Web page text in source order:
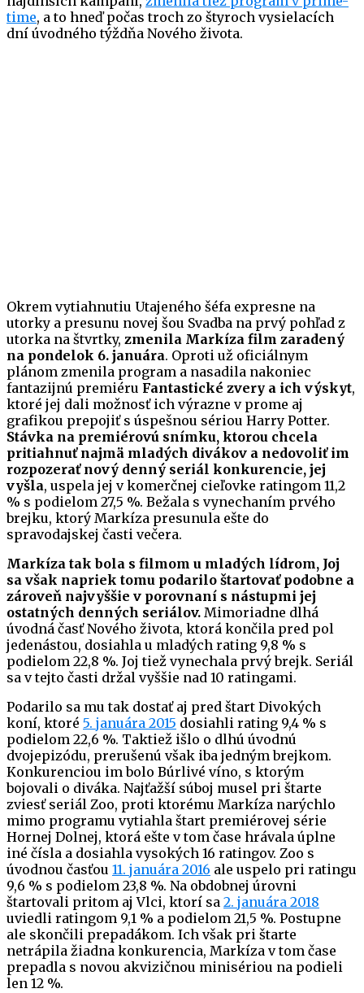
time, a to hneď počas troch zo štyroch vysielacích
dní úvodného týždňa Nového života.
Okrem vytiahnutiu Utajeného šéfa expresne na
utorky a presunu novej šou Svadba na prvý pohľad z
utorka na štvrtky, zmenila Markíza film zaradený
na pondelok 6. januára. Oproti už oficiálnym
plánom zmenila program a nasadila nakoniec
fantazijnú premiéru Fantastické zvery a ich výskyt,
ktoré jej dali možnosť ich výrazne v prome aj
grafikou prepojiť s úspešnou sériou Harry Potter.
Stávka na premiérovú snímku, ktorou chcela
pritiahnuť najmä mladých divákov a nedovoliť im
rozpozerať nový denný seriál konkurencie, jej
vyšla, uspela jej v komerčnej cieľovke ratingom 11,2
% s podielom 27,5 %. Bežala s vynechaním prvého
brejku, ktorý Markíza presunula ešte do
spravodajskej časti večera.
Markíza tak bola s filmom u mladých lídrom, Joj
sa však napriek tomu podarilo štartovať podobne a
zároveň najvyššie v porovnaní s nástupmi jej
ostatných denných seriálov. Mimoriadne dlhá
úvodná časť Nového života, ktorá končila pred pol
jedenástou, dosiahla u mladých rating 9,8 % s
podielom 22,8 %. Joj tiež vynechala prvý brejk. Seriál
sa v tejto časti držal vyššie nad 10 ratingami.
Podarilo sa mu tak dostať aj pred štart Divokých
koní, ktoré 5. januára 2015 dosiahli rating 9,4 % s
podielom 22,6 %. Taktiež išlo o dlhú úvodnú
dvojepizódu, prerušenú však iba jedným brejkom.
Konkurenciou im bolo Búrlivé víno, s ktorým
bojovali o diváka. Najťažší súboj musel pri štarte
zviesť seriál Zoo, proti ktorému Markíza narýchlo
mimo programu vytiahla štart premiérovej série
Hornej Dolnej, ktorá ešte v tom čase hrávala úplne
iné čísla a dosiahla vysokých 16 ratingov. Zoo s
úvodnou časťou 11. januára 2016 ale uspelo pri ratingu
9,6 % s podielom 23,8 %. Na obdobnej úrovni
štartovali pritom aj Vlci, ktorí sa 2. januára 2018
uviedli ratingom 9,1 % a podielom 21,5 %. Postupne
ale skončili prepadákom. Ich však pri štarte
netrápila žiadna konkurencia, Markíza v tom čase
prepadla s novou akvizičnou minisériou na podieli
len 12 %.